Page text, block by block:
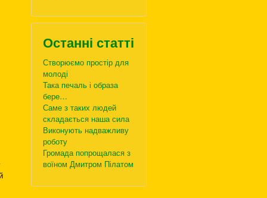
Останні статті
Створюємо простір для
молоді
Така печаль і образа
бере…
Саме з таких людей
складається наша сила
Виконують надважливу
роботу
Громада попрощалася з
воїном Дмитром Пілатом